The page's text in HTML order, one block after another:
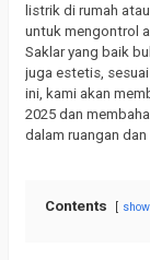
listrik di rumah
untuk mengontrol
Saklar yang baik
juga estetis,
ini, kami akan
2025 dan
dalam ruangan dan
Contents show